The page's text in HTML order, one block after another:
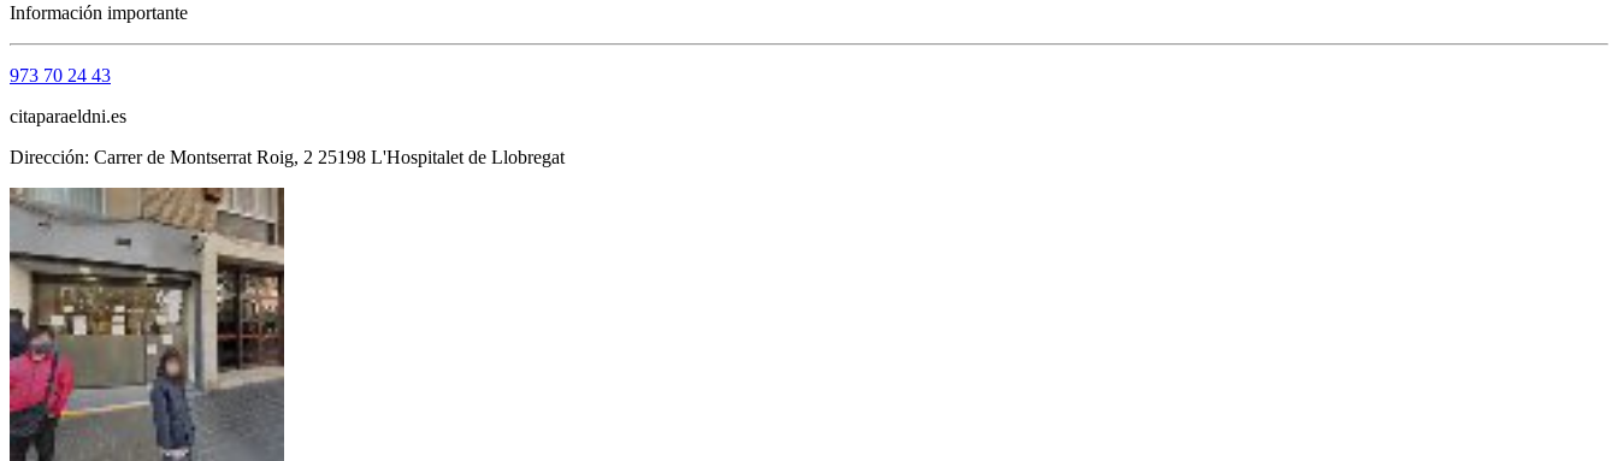
Información importante
973 70 24 43
citaparaeldni.es
Dirección: Carrer de Montserrat Roig, 2 25198 L'Hospitalet de Llobregat